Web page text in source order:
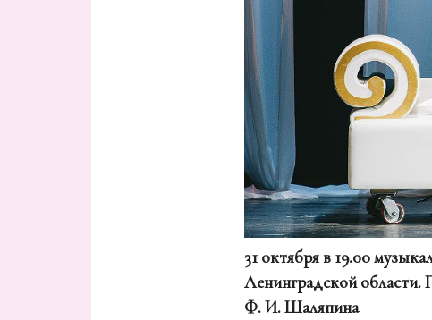
31 октября в 19.00
Ленинградской области.
Ф. И. Шаляпина